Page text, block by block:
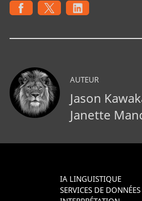
AUTEUR
Jason
Janette
IA LINGUISTIQUE
SERVICES DE